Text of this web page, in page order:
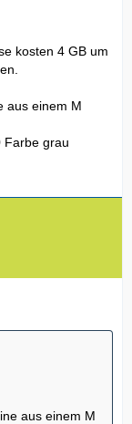
kosten 4 GB um
aus einem M
Farbe grau
aus einem M